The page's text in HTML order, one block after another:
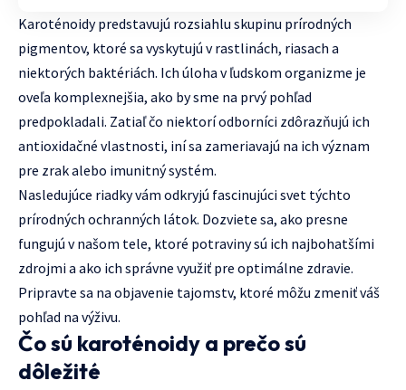
Karoténoidy predstavujú rozsiahlu skupinu prírodných
pigmentov, ktoré sa vyskytujú v rastlinách, riasach a
niektorých baktériách. Ich úloha v ľudskom organizme je
oveľa komplexnejšia, ako by sme na prvý pohľad
predpokladali. Zatiaľ čo niektorí odborníci zdôrazňujú ich
antioxidačné vlastnosti, iní sa zameriavajú na ich význam
pre zrak alebo imunitný systém.
Nasledujúce riadky vám odkryjú fascinujúci svet týchto
prírodných ochranných látok. Dozviete sa, ako presne
fungujú v našom tele, ktoré potraviny sú ich najbohatšími
zdrojmi a ako ich správne využiť pre optimálne zdravie.
Pripravte sa na objavenie tajomstv, ktoré môžu zmeniť váš
pohľad na výživu.
Čo sú karoténoidy a prečo sú
dôležité